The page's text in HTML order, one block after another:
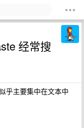
经常搜
乎主要集中在文本中